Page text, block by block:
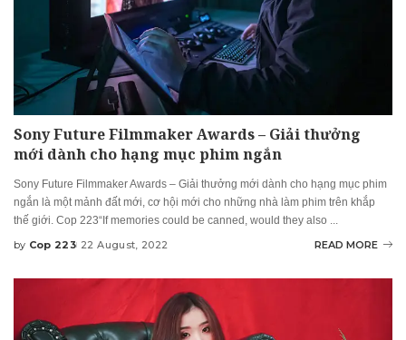
Sony Future Filmmaker Awards – Giải thưởng
mới dành cho hạng mục phim ngắn
Sony Future Filmmaker Awards – Giải thưởng mới dành cho hạng mục phim
ngắn là một mảnh đất mới, cơ hội mới cho những nhà làm phim trên khắp
thế giới. Cop 223“If memories could be canned, would they also
Posted
by Cop 223 22 August, 2022 READ MORE